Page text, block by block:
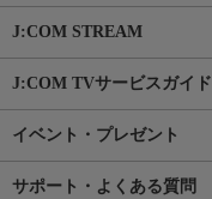
J:COM STREAM
J:COM TVサービスガイド
イベント・プレゼント
サポート・よくある質問